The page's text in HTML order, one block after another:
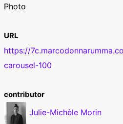
Photo
URL
https://
carousel-100
contributor
Julie-Michèle Morin